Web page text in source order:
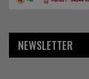
NEWSLETTER